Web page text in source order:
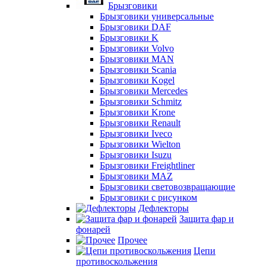
Брызговики
Брызговики универсальные
Брызговики DAF
Брызговики K
Брызговики Volvo
Брызговики MAN
Брызговики Scania
Брызговики Kogel
Брызговики Mercedes
Брызговики Schmitz
Брызговики Krone
Брызговики Renault
Брызговики Iveco
Брызговики Wielton
Брызговики Isuzu
Брызговики Freightliner
Брызговики MAZ
Брызговики световозвращающие
Брызговики с рисунком
Дефлекторы
Защита фар и
фонарей
Прочее
Цепи
противоскольжения